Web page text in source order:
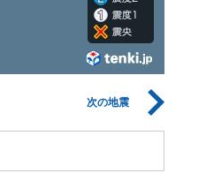
次の地震